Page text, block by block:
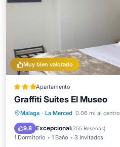
Muy bien valorado
Apartamento
Graffiti Suites El Museo
Málaga · La Merced 0.06 mi al centro
9.8 Excepcional(755 Reseñas)
1 Dormitorio 1 Baño 3 Invitados
Vista al mar Vistas
Aire acondicionado